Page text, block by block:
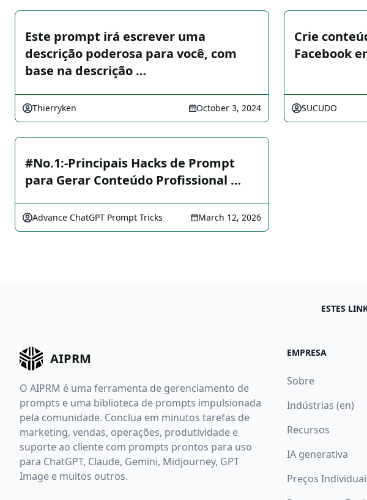
Este prompt irá escrever uma
descrição poderosa para você, com
base na descrição …
Thierryken October 3, 2024
Crie
Facebook
SUCUDO
️️#No.1:-Principais Hacks de Prompt
para Gerar Conteúdo Profissional …
Advance ChatGPT Prompt Tricks March 12, 2026
ESTES
AIPRM
O AIPRM é uma ferramenta de gerenciamento de
prompts e uma biblioteca de prompts impulsionada
pela comunidade. Conclua em minutos tarefas de
marketing, vendas, operações, produtividade e
suporte ao cliente com prompts prontos para uso
para ChatGPT, Claude, Gemini, Midjourney, GPT
Image e muitos outros.
EMPRESA
Sobre
Indústrias (en)
Recursos
IA generativa
Preços